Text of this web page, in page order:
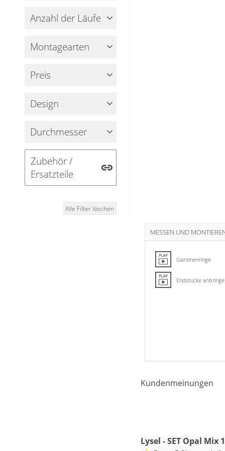
Gardinenstange
Stoffe
Anzahl der Läufe
Montagearten
Preis
Design
Durchmesser
Zubehör /
Ersatzteile
Alle Filter löschen
MESSEN UND
Gardinenringe
Endstücke
Kundenmeinungen
Lysel - SET Opal